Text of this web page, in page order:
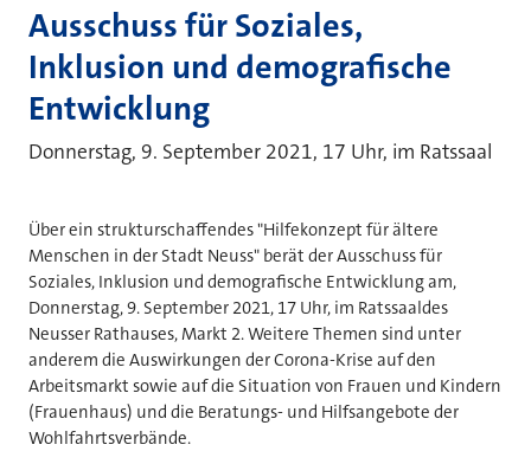
Ausschuss für Soziales,
Inklusion und demografische
Entwicklung
Donnerstag, 9. September 2021, 17 Uhr, im Ratssaal
Über ein strukturschaffendes "Hilfekonzept für ältere
Menschen in der Stadt Neuss" berät der Ausschuss für
Soziales, Inklusion und demografische Entwicklung am,
Donnerstag, 9. September 2021, 17 Uhr, im Ratssaaldes
Neusser Rathauses, Markt 2. Weitere Themen sind unter
anderem die Auswirkungen der Corona-Krise auf den
Arbeitsmarkt sowie auf die Situation von Frauen und Kindern
(Frauenhaus) und die Beratungs- und Hilfsangebote der
Wohlfahrtsverbände.